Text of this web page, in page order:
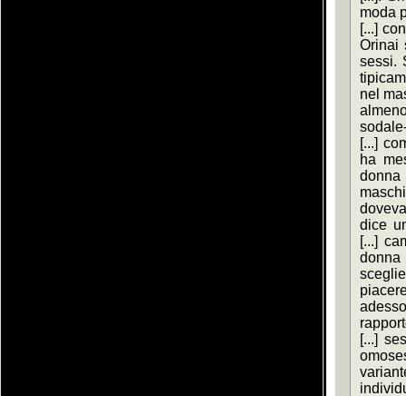
moda
[...]
Orinai
sessi.
nel
[...]
ha
donna
dice
[...]
[...]